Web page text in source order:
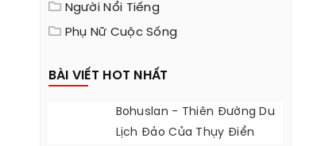
Người Nổi Tiếng
Phụ Nữ Cuộc Sống
BÀI VIẾT HOT NHẤT
Bohuslan - Thiên Đường Du
Lịch Đảo Của Thụy Điển